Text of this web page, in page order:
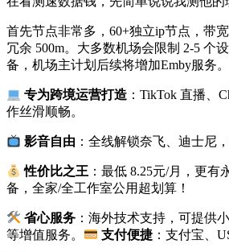
首先节点非常多，60+独立ip节点，带
冗余 500m。大多数机场会限制 2-5 个
备，机场主计划后续将增加Emby服务。
专为跨境运营打造 ：TikTok 直播、
作丝滑顺畅。
影音自由 ：全线解锁奈飞、迪士尼
性价比之王 ：最低 8.25元/月，更有
备，全家/全工作室公用超划算！
省心服务 ：海外技术支持，可提供
等增值服务。
支付便捷 ：支付宝、